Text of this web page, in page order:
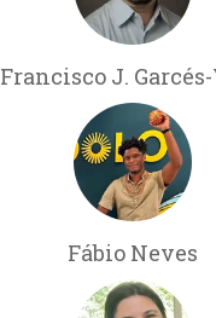
Francisco J.
Fábio Neves